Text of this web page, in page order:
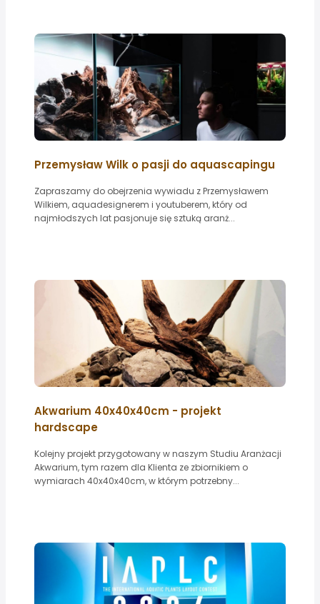
Przemysław Wilk o pasji do aquascapingu
Zapraszamy do obejrzenia wywiadu z Przemysławem
Wilkiem, aquadesignerem i youtuberem, który od
najmłodszych lat pasjonuje się sztuką aranż...
Akwarium 40x40x40cm - projekt
hardscape
Kolejny projekt przygotowany w naszym Studiu Aranżacji
Akwarium, tym razem dla Klienta ze zbiornikiem o
wymiarach 40x40x40cm, w którym potrzebny...